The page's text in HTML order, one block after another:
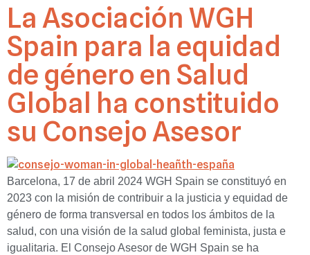
La Asociación WGH
Spain para la equidad
de género en Salud
Global ha constituido
su Consejo Asesor
Barcelona, 17 de abril 2024 WGH Spain se constituyó en
2023 con la misión de contribuir a la justicia y equidad de
género de forma transversal en todos los ámbitos de la
salud, con una visión de la salud global feminista, justa e
igualitaria. El Consejo Asesor de WGH Spain se ha